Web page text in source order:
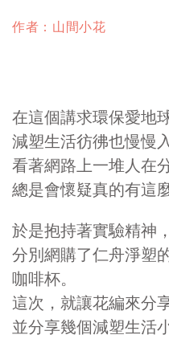
作者：山間小花
在這個講求環保愛地
減塑生活彷彿也慢慢
看著網路上一堆人在
總是會懷疑真的有這
於是抱持著實驗精神，
分別網購了仁舟淨塑
咖啡杯。
這次，就讓花編來分
並分享幾個減塑生活